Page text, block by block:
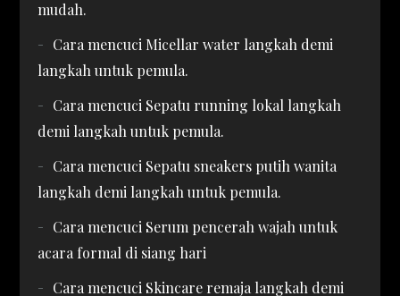
mudah.
Cara mencuci Micellar water langkah demi
langkah untuk pemula.
Cara mencuci Sepatu running lokal langkah
demi langkah untuk pemula.
Cara mencuci Sepatu sneakers putih wanita
langkah demi langkah untuk pemula.
Cara mencuci Serum pencerah wajah untuk
acara formal di siang hari
Cara mencuci Skincare remaja langkah demi